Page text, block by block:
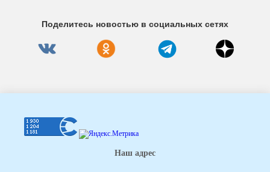
Поделитесь новостью в социальных сетях
Наш адрес